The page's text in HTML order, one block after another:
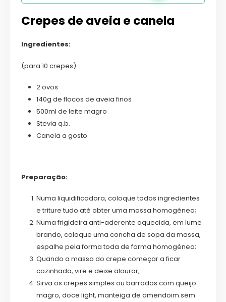
Crepes de aveia e canela
Ingredientes:
(para 10 crepes)
2 ovos
140g de flocos de aveia finos
500ml de leite magro
Stevia q.b.
Canela a gosto
Preparação:
Numa liquidificadora, coloque todos ingredientes
e triture tudo até obter uma massa homogénea;
Numa frigideira anti-aderente aquecida, em lume
brando, coloque uma concha de sopa da massa,
espalhe pela forma toda de forma homogénea;
Quando a massa do crepe começar a ficar
cozinhada, vire e deixe alourar;
Sirva os crepes simples ou barrados com queijo
magro, doce light, manteiga de amendoim sem